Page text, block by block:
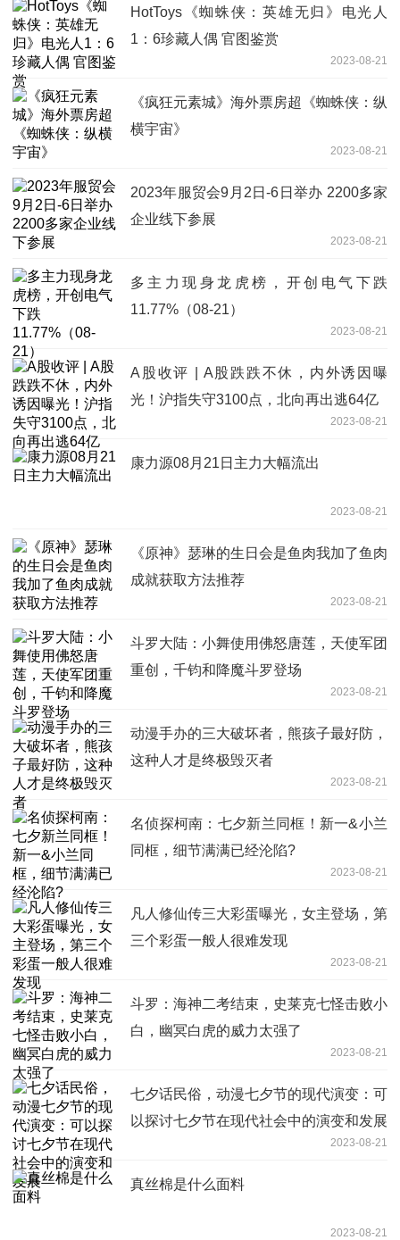
HotToys《蜘蛛侠：英雄无归》电光人
1：6珍藏人偶 官图鉴赏
2023-08-21
《疯狂元素城》海外票房超《蜘蛛侠：纵
横宇宙》
2023-08-21
2023年服贸会9月2日-6日举办 2200多家
企业线下参展
2023-08-21
多主力现身龙虎榜，开创电气下跌
11.77%（08-21）
2023-08-21
A股收评 | A股跌跌不休，内外诱因曝
光！沪指失守3100点，北向再出逃64亿
2023-08-21
康力源08月21日主力大幅流出
2023-08-21
《原神》瑟琳的生日会是鱼肉我加了鱼肉
成就获取方法推荐
2023-08-21
斗罗大陆：小舞使用佛怒唐莲，天使军团
重创，千钧和降魔斗罗登场
2023-08-21
动漫手办的三大破坏者，熊孩子最好防，
这种人才是终极毁灭者
2023-08-21
名侦探柯南：七夕新兰同框！新一&小兰
同框，细节满满已经沦陷?
2023-08-21
凡人修仙传三大彩蛋曝光，女主登场，第
三个彩蛋一般人很难发现
2023-08-21
斗罗：海神二考结束，史莱克七怪击败小
白，幽冥白虎的威力太强了
2023-08-21
七夕话民俗，动漫七夕节的现代演变：可
以探讨七夕节在现代社会中的演变和发展
2023-08-21
真丝棉是什么面料
2023-08-21